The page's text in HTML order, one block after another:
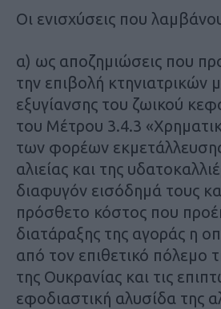
Οι ενισχύσεις που
α) ως αποζημιώσεις που
την επιβολή κτηνιατρικών
εξυγίανσης του ζωικού
του Μέτρου 3.4.3
των φορέων
αλιείας και της
διαφυγόν εισόδημά τους
πρόσθετο κόστος που
διατάραξης της αγοράς η
από τον επιθετικό πόλεμο
της Ουκρανίας και τις
εφοδιαστική αλυσίδα της